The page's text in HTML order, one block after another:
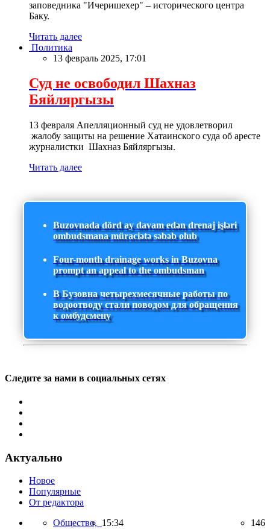
заповедника "Ичеришехер" – исторического центра
Баку.
Читать далее
Политика
13 февраль 2025, 17:01
Суд не освободил Шахназ
Бяйляргызы
13 февраля Апелляционный суд не удовлетворил
жалобу защиты на решение Хатаинского суда об аресте
журналистки Шахназ Бяйляргызы.
Читать далее
Buzovnada dörd ay davam edən drenaj işləri
ombudsmana müraciətə səbəb olub
Four-month drainage works in Buzovna
prompt an appeal to the ombudsman
В Бузовна четырехмесячные работы по
водоотводу стали поводом для обращения
к омбудсмену
Следите за нами в социальных сетях
Актуально
Новое
Популярные
От редактора
Общество, 15:34 146